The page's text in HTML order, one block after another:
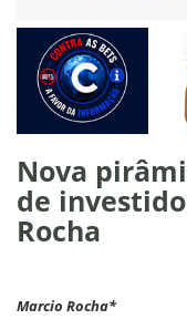
Nova
de
Rocha
Marcio Rocha*